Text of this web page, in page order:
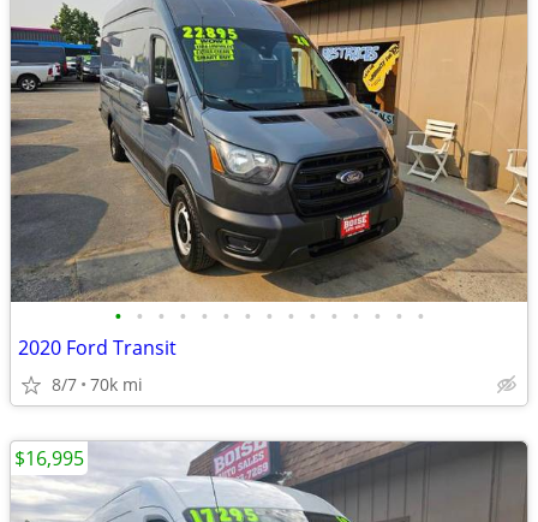
• • • • • • • • • • • • • • •
2020 Ford Transit
8/7 70k mi
$16,995